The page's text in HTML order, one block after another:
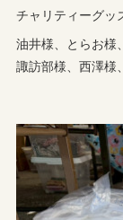
チャリティーグ
油井様、とらお様
諏訪部様、西澤様